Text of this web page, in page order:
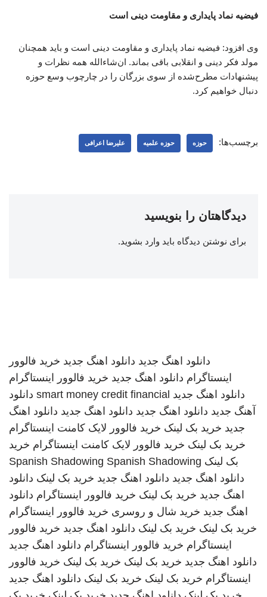
فیضیه نماد پایداری و مقاومت دینی است
وی افزود: فیضیه نماد پایداری و مقاومت دینی است و باید همچنان
مولد فکر دینی و انقلابی باقی بماند. ان‌شاءالله همه نظرات و
پیشنهادات مطرح‌شده از سوی بزرگان را در چارچوب وسع حوزه
دنبال خواهیم کرد.
برچسب‌ها: حوزه حوزه علمیه علیرضا اعرافی
دیدگاهتان را بنویسید
برای نوشتن دیدگاه باید وارد بشوید.
دانلود اهنگ جدید دانلود اهنگ جدید خرید فالوور
اینستاگرام دانلود اهنگ جدید خرید فالوور اینستاگرام
دانلود اهنگ جدید smart money credit financial دانلود
آهنگ جدید دانلود اهنگ جدید دانلود اهنگ جدید دانلود اهنگ
جدید خرید بک لینک خرید فالوور لایک کامنت اینستاگرام
خرید بک لینک خرید فالوور لایک کامنت اینستاگرام خرید
بک لینک
Spanish Shadowing Spanish Shadowing
دانلود اهنگ جدید دانلود اهنگ جدید خرید بک لینک دانلود
اهنگ جدید خرید بک لینک خرید فالوور اینستاگرام دانلود
اهنگ جدید خرید شال و روسری خرید فالوور اینستاگرام
خرید بک لینک خرید بک لینک دانلود اهنگ جدید خرید فالوور
اینستاگرام خرید فالوور اینستاگرام دانلود اهنگ جدید
دانلود اهنگ جدید خرید بک لینک خرید بک لینک خرید فالوور
اینستاگرام خرید بک لینک خرید بک لینک دانلود اهنگ جدید